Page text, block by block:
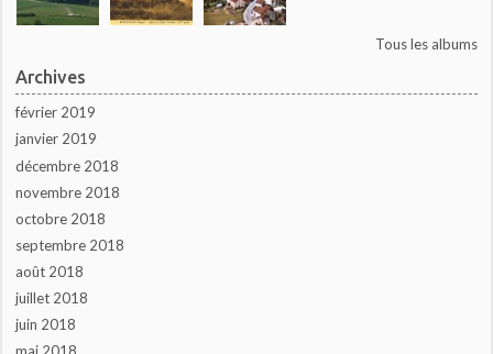
Tous les albums
Archives
février 2019
janvier 2019
décembre 2018
novembre 2018
octobre 2018
septembre 2018
août 2018
juillet 2018
juin 2018